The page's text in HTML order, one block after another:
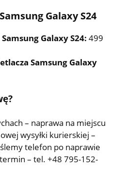
Galaxy S24
Galaxy S24: 499
Samsung Galaxy
– naprawa na miejscu
wysyłki kurierskiej –
telefon po naprawie
– tel. +48 795-152-